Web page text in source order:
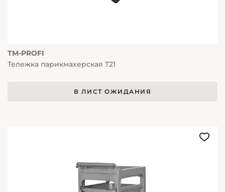
TM-PROFI
Тележка парикмахерская Т21
В ЛИСТ ОЖИДАНИЯ